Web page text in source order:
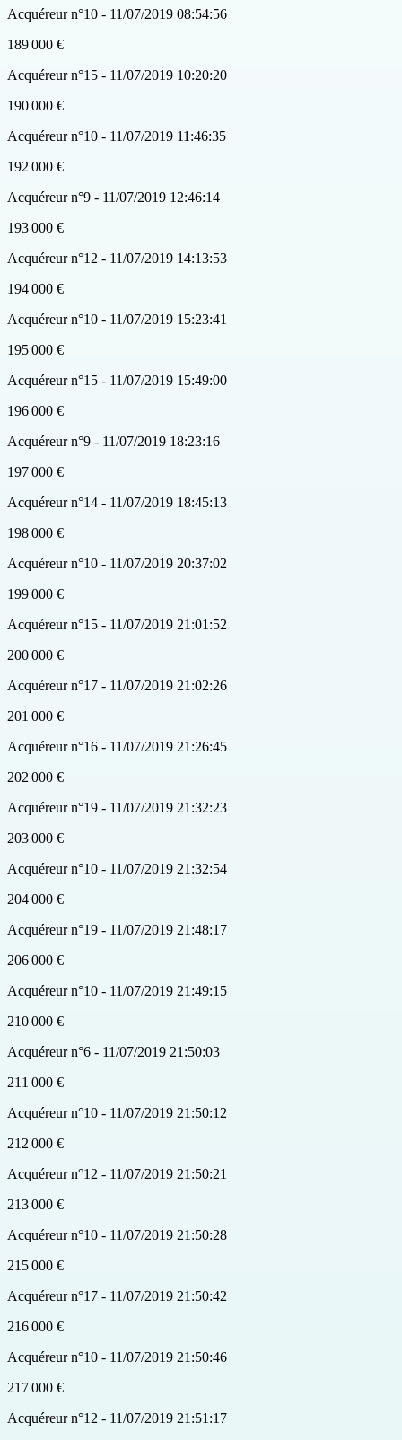
Acquéreur n°10 - 11/07/2019 08:54:56
189 000 €
Acquéreur n°15 - 11/07/2019 10:20:20
190 000 €
Acquéreur n°10 - 11/07/2019 11:46:35
192 000 €
Acquéreur n°9 - 11/07/2019 12:46:14
193 000 €
Acquéreur n°12 - 11/07/2019 14:13:53
194 000 €
Acquéreur n°10 - 11/07/2019 15:23:41
195 000 €
Acquéreur n°15 - 11/07/2019 15:49:00
196 000 €
Acquéreur n°9 - 11/07/2019 18:23:16
197 000 €
Acquéreur n°14 - 11/07/2019 18:45:13
198 000 €
Acquéreur n°10 - 11/07/2019 20:37:02
199 000 €
Acquéreur n°15 - 11/07/2019 21:01:52
200 000 €
Acquéreur n°17 - 11/07/2019 21:02:26
201 000 €
Acquéreur n°16 - 11/07/2019 21:26:45
202 000 €
Acquéreur n°19 - 11/07/2019 21:32:23
203 000 €
Acquéreur n°10 - 11/07/2019 21:32:54
204 000 €
Acquéreur n°19 - 11/07/2019 21:48:17
206 000 €
Acquéreur n°10 - 11/07/2019 21:49:15
210 000 €
Acquéreur n°6 - 11/07/2019 21:50:03
211 000 €
Acquéreur n°10 - 11/07/2019 21:50:12
212 000 €
Acquéreur n°12 - 11/07/2019 21:50:21
213 000 €
Acquéreur n°10 - 11/07/2019 21:50:28
215 000 €
Acquéreur n°17 - 11/07/2019 21:50:42
216 000 €
Acquéreur n°10 - 11/07/2019 21:50:46
217 000 €
Acquéreur n°12 - 11/07/2019 21:51:17